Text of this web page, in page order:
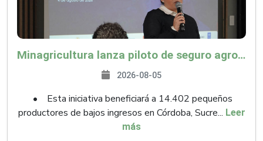
Minagricultura lanza piloto de seguro agropecuario por $9.625 millones para proteger a más de 14.000 pequeños productores contra riesgos del Fenómeno de El Niño
2026-08-05
• Esta iniciativa beneficiará a 14.402 pequeños
productores de bajos ingresos en Córdoba, Sucre... Leer
más